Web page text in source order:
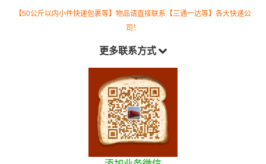
【50公斤以内小件快递包裹等】物品请直接联系【三通一达等】各大快递公
司！
更多联系方式